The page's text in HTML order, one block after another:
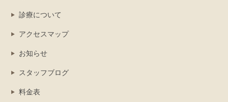
診療について
アクセスマップ
お知らせ
スタッフブログ
料金表